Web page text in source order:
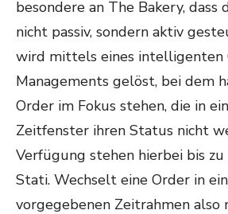
besondere an The Bakery, dass
nicht passiv, sondern aktiv
wird mittels eines intelligenten
Managements gelöst, bei dem
Order im Fokus stehen, die in
Zeitfenster ihren Status nicht
Verfügung stehen hierbei bis
Stati. Wechselt eine Order in
vorgegebenen Zeitrahmen also